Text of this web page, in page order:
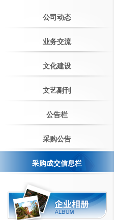
公司动态
业务交流
文化建设
文艺副刊
公告栏
采购公告
采购成交信息栏